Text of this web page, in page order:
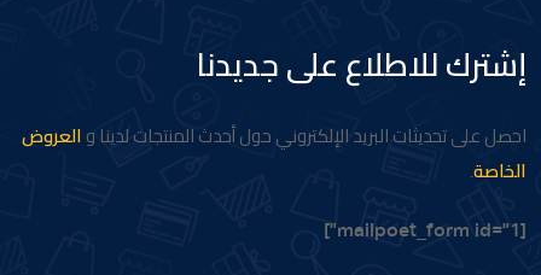
إشترك للاطلاع على جديدنا
احصل على تحديثات البريد الإلكتروني حول أحدث المنتجات لدينا و العروض
الخاصة
[mailpoet_form id="1"]